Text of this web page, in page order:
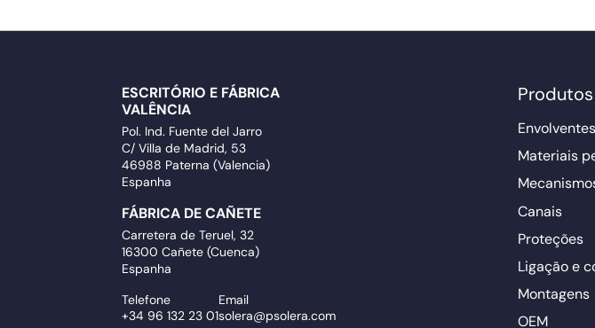
ESCRITÓRIO E FÁBRICA
VALÊNCIA
Pol. Ind. Fuente del Jarro
C/ Villa de Madrid, 53
46988 Paterna (Valencia)
Espanha
FÁBRICA DE CAÑETE
Carretera de Teruel, 32
16300 Cañete (Cuenca)
Espanha
Telefone
+34 96 132 23 01
Email
solera@psolera.com
Produtos
Envolventes
Materiais
Canais
Proteções
Ligação e
Montagens
OEM